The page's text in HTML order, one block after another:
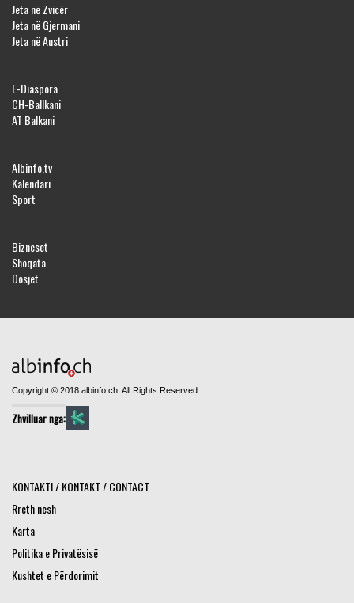
Jeta në Zvicër
Jeta në Gjermani
Jeta në Austri
E-Diaspora
CH-Ballkani
AT Balkani
Albinfo.tv
Kalendari
Sport
Bizneset
Shoqata
Dosjet
Copyright © 2018 albinfo.ch. All Rights Reserved.
Zhvilluar nga:
KONTAKTI / KONTAKT / CONTACT
Rreth nesh
Karta
Politika e Privatësisë
Kushtet e Përdorimit